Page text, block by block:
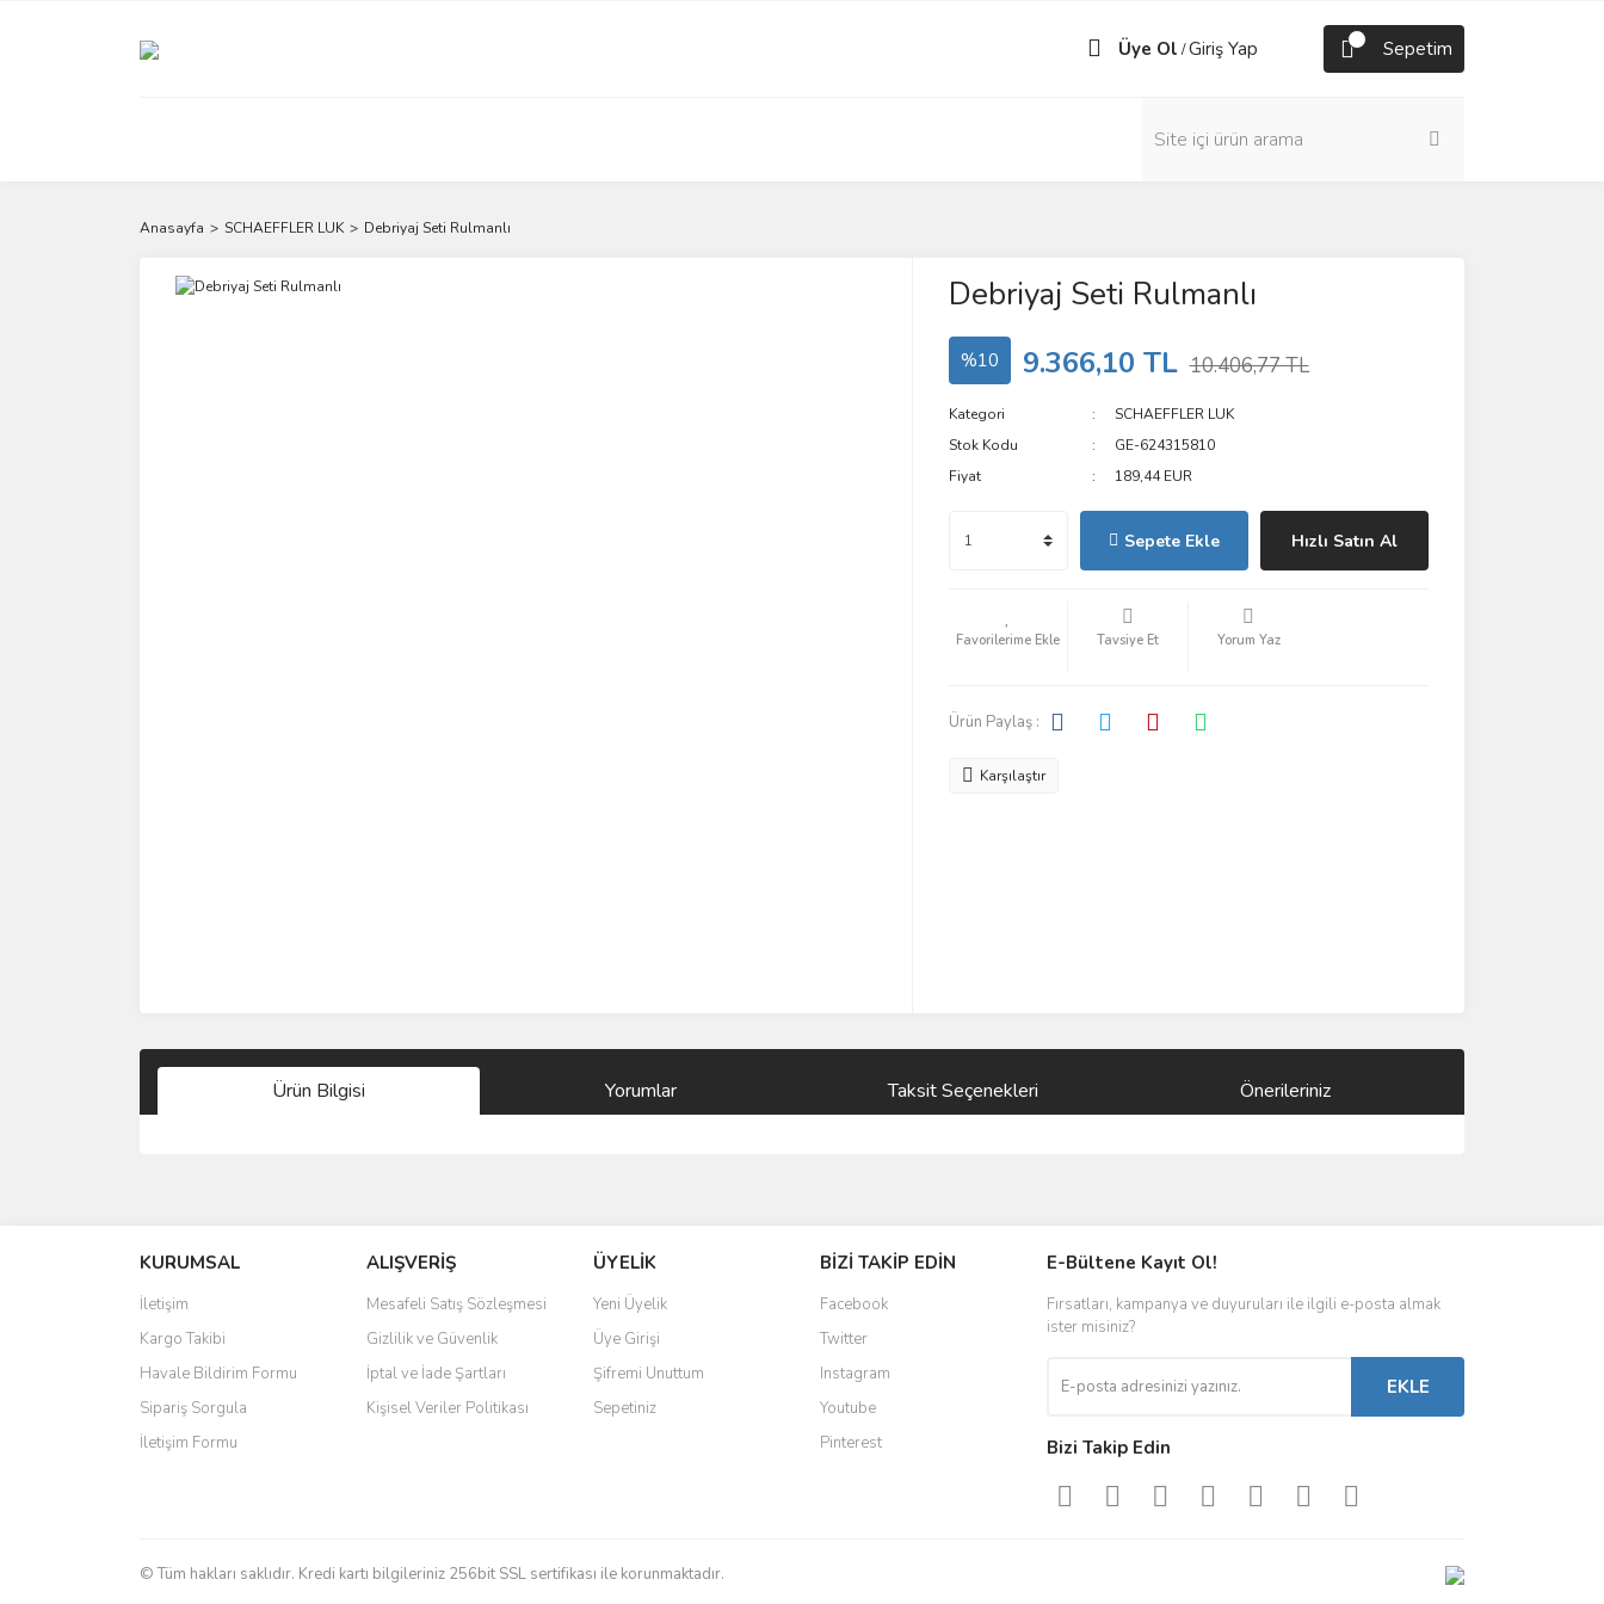
Üye Ol /Giriş Yap Sepetim
Anasayfa SCHAEFFLER LUK Debriyaj Seti Rulmanlı
Debriyaj Seti Rulmanlı
%10 9.366,10 TL 10.406,77 TL
Kategori
SCHAEFFLER LUK
Stok Kodu
GE-624315810
Fiyat
189,44 EUR
Sepete Ekle Hızlı Satın Al
Tavsiye Et Yorum Yaz
Ürün Paylaş :
Karşılaştır
Ürün Bilgisi Yorumlar Taksit Seçenekleri Önerileriniz
Ürün resmi kalitesiz, bozuk veya görüntülenemiyor.
Ürün açıklamasında eksik bilgiler bulunuyor.
Ürün bilgilerinde hatalar bulunuyor.
Ürün fiyatı diğer sitelerden daha pahalı.
Bu ürüne benzer farklı alternatifler olmalı.
KURUMSAL
İletişim
Kargo Takibi
Havale Bildirim Formu
Sipariş Sorgula
İletişim Formu
ALIŞVERİŞ
Mesafeli Satış Sözleşmesi
Gizlilik ve Güvenlik
İptal ve İade Şartları
Kişisel Veriler Politikası
ÜYELİK
Yeni Üyelik
Üye Girişi
Şifremi Unuttum
Sepetiniz
BİZİ TAKİP EDİN
Facebook
Twitter
Instagram
Youtube
Pinterest
E-Bültene Kayıt Ol!
Fırsatları, kampanya ve duyuruları ile ilgili e-posta almak
ister misiniz?
EKLE
Bizi Takip Edin
© Tüm hakları saklıdır. Kredi kartı bilgileriniz 256bit SSL sertifikası ile korunmaktadır.